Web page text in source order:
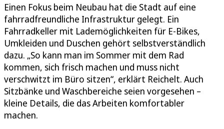
Einen Fokus beim Neubau hat die Stadt auf eine
fahrradfreundliche Infrastruktur gelegt. Ein
Fahrradkeller mit Lademöglichkeiten für E-Bikes,
Umkleiden und Duschen gehört selbstverständlich
dazu. „So kann man im Sommer mit dem Rad
kommen, sich frisch machen und muss nicht
verschwitzt im Büro sitzen“, erklärt Reichelt. Auch
Sitzbänke und Waschbereiche seien vorgesehen –
kleine Details, die das Arbeiten komfortabler
machen.